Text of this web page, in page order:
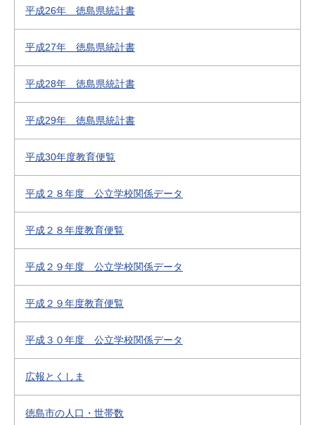
平成26年 徳島県統計書
平成27年 徳島県統計書
平成28年 徳島県統計書
平成29年 徳島県統計書
平成30年度教育便覧
平成２８年度 公立学校関係データ
平成２８年度教育便覧
平成２９年度 公立学校関係データ
平成２９年度教育便覧
平成３０年度 公立学校関係データ
広報とくしま
徳島市の人口・世帯数